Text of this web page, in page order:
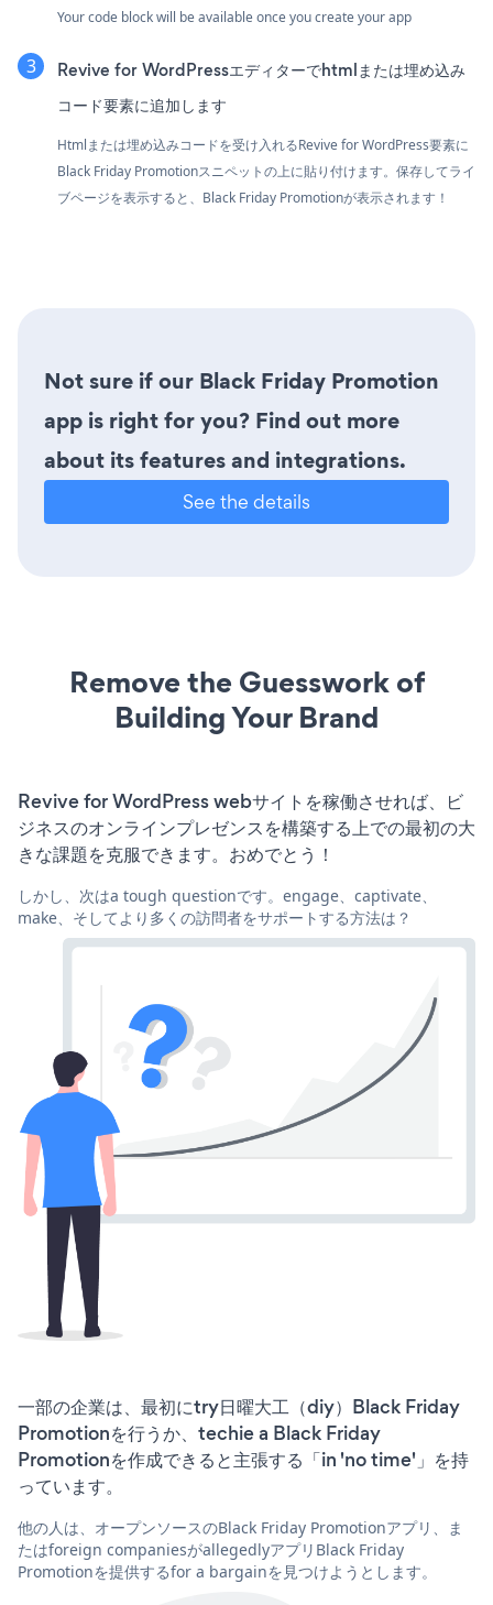
Your code block will be available once you create your app
Revive for WordPressエディターでhtmlまたは埋め込み
コード要素に追加します
Htmlまたは埋め込みコードを受け入れるRevive for WordPress要素に
Black Friday Promotionスニペットの上に貼り付けます。保存してライ
ブページを表示すると、Black Friday Promotionが表示されます！
Not sure if our Black Friday Promotion
app is right for you? Find out more
about its features and integrations.
See the details
Remove the Guesswork of
Building Your Brand
Revive for WordPress webサイトを稼働させれば、ビ
ジネスのオンラインプレゼンスを構築する上での最初の大
きな課題を克服できます。おめでとう！
しかし、次はa tough questionです。engage、captivate、
make、そしてより多くの訪問者をサポートする方法は？
一部の企業は、最初にtry日曜大工（diy）Black Friday
Promotionを行うか、techie a Black Friday
Promotionを作成できると主張する「in 'no time'」を持
っています。
他の人は、オープンソースのBlack Friday Promotionアプリ、ま
たはforeign companiesがallegedlyアプリBlack Friday
Promotionを提供するfor a bargainを見つけようとします。